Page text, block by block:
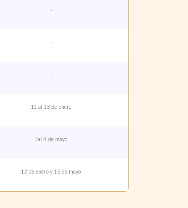
-
-
-
11 al 13 de enero
1al 4 de mayo
12 de enero y 15 de mayo